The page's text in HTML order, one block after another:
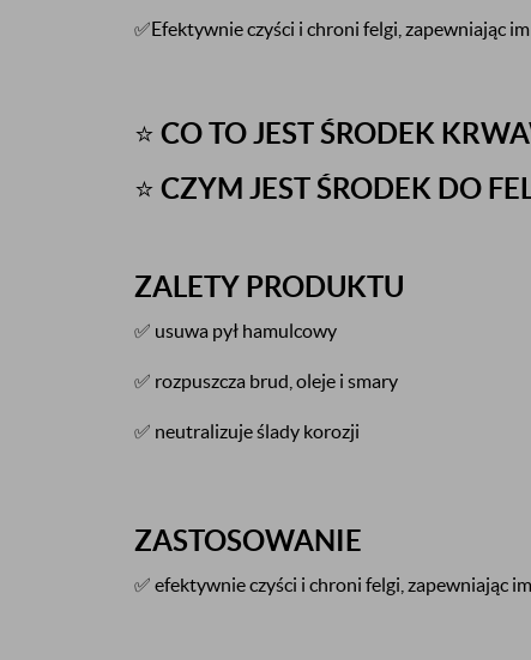
✅Efektywnie czyści i chroni felgi, zapewniając
⭐ CO TO JEST ŚRODEK
⭐ CZYM JEST ŚRODEK DO
ZALETY PRODUKTU
✅ usuwa pył hamulcowy
✅ rozpuszcza brud, oleje i smary
✅ neutralizuje ślady korozji
ZASTOSOWANIE
✅ efektywnie czyści i chroni felgi, zapewniając